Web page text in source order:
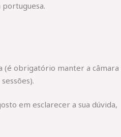
(é obrigatório manter a câmara
em esclarecer a sua dúvida,